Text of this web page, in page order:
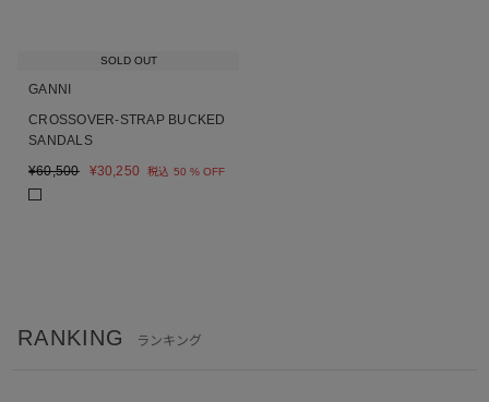
SOLD OUT
GANNI
CROSSOVER-STRAP BUCKED
SANDALS
¥60,500 ¥30,250 税込 50 % OFF
RANKING ランキング